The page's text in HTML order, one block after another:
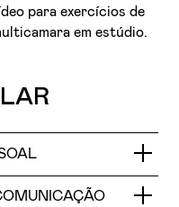
para exercícios de
em estúdio.
desenvolvê-